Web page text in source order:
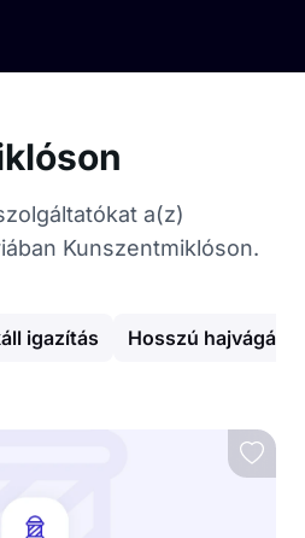
a(z)
Kunszentmiklóson.
igazítás Hosszú hajvágás